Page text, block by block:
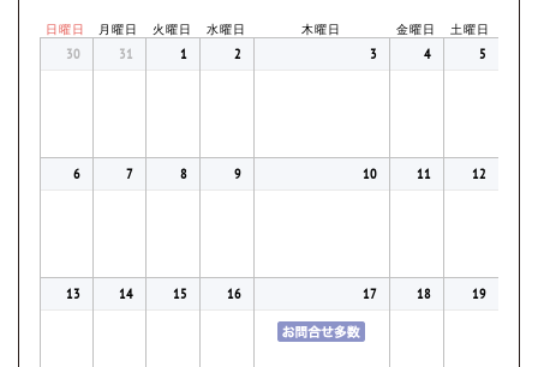
日曜日 月曜日 火曜日 水曜日 木曜日 金曜日 土曜日
30 31 1 2 3 4 5
6 7 8 9 10 11 12
13 14 15 16 17 18 19